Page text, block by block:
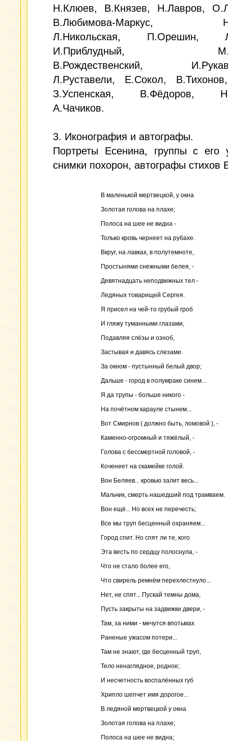
Н.Клюев, В.Князев, Н.Лавров,
В.Любимова-Маркус,
Л.Никольская, П.Орешин,
И.Приблудный,
В.Рождественский,
Л.Руставели, Е.Сокол,
З.Успенская, В.Фёдоров,
А.Чачиков.
3. Иконография и автографы.
Портреты Есенина, группы с его
снимки похорон, автографы стихов
В маленькой мертвецкой, у окна
Золотая голова на плахе;
Полоса на шее не видна -
Только кровь чернеет на рубахе.
Вкруг, на лавках, в полутемноте,
Простынями снежными белея, -
Девятнадцать неподвижных тел -
Ледяных товарищей Сергея.
Я присел на чей-то грубый гроб
И гляжу туманными глазами,
Подавляя слёзы и озноб,
Застывая и давясь слезами.
За окном - пустынный белый двор;
Дальше - город в полумраке синем...
Я да трупы - больше никого -
На почётном карауле стынем...
Вот Смирнов ( должно быть, ломовой ), -
Каменно-огромный и тяжёлый, -
Голова с бессмертной головой, -
Коченеет на скамейке голой.
Вон Беляев... кровью залит весь...
Мальчик, смерть нашедший под трамваем.
Вон ещё... Но всех не перечесть;
Все мы труп бесценный охраняем...
Город спит. Но спят ли те, кого
Эта весть по сердцу полоснула, -
Что не стало более его,
Что свирель ремнём перехлестнуло...
Нет, не спят... Пускай темны дома,
Пусть закрыты на задвижки двери, -
Там, за ними - мечутся впотьмах
Раненые ужасом потери...
Там не знают, где бесценный труп,
Тело ненаглядное, родное;
И несчетность воспалённых губ
Хрипло шепчет имя дорогое...
В ледяной мертвецкой у окна
Золотая голова на плахе;
Полоса на шее не видна;